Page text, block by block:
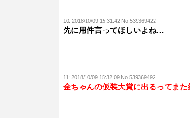
10: 2018/10/09 15:31:42 No.539369422
先に用件言ってほしいよね…
11: 2018/10/09 15:32:09 No.539369492
金ちゃんの仮装大賞に出るってまた